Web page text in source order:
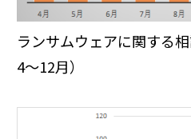
ランサムウェアに関する
4～12月）